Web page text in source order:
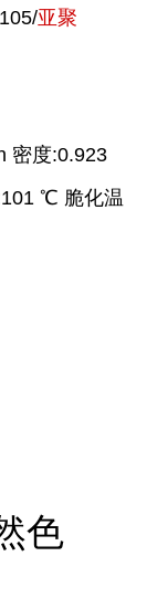
亚聚
密度:0.923
℃ 脆化温
色